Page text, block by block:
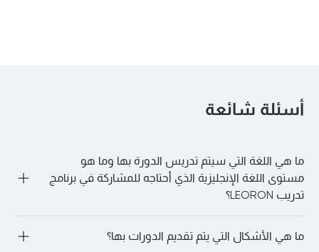
أسئلة شائعة
ما هي اللغة التي سيتم تدريس الدورة بها وما هو
مستوى اللغة الإنجليزية الذي أحتاجه للمشاركة في برنامج
تدريب LEORON؟
بعض الدورات المقدمة باللغة العربية، معظمها عبر الإنترنت. بالنسبة
ما هي الأشكال التي يتم تقديم الدورات بها؟